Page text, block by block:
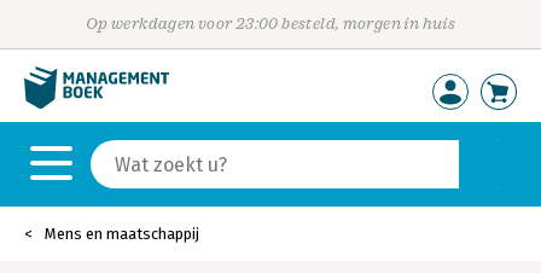
Op werkdagen voor 23:00 besteld, morgen in huis
Mens en maatschappij